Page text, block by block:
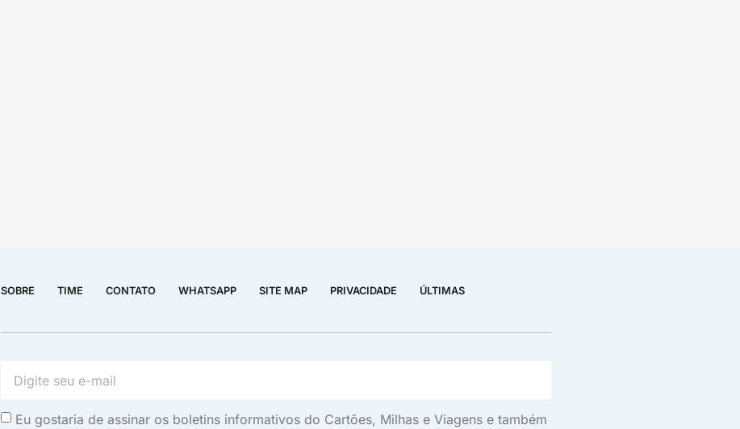
SOBRE TIME CONTATO WHATSAPP SITE MAP PRIVACIDADE ÚLTIMAS
Eu gostaria de assinar os boletins informativos do Cartões, Milhas e Viagens e também